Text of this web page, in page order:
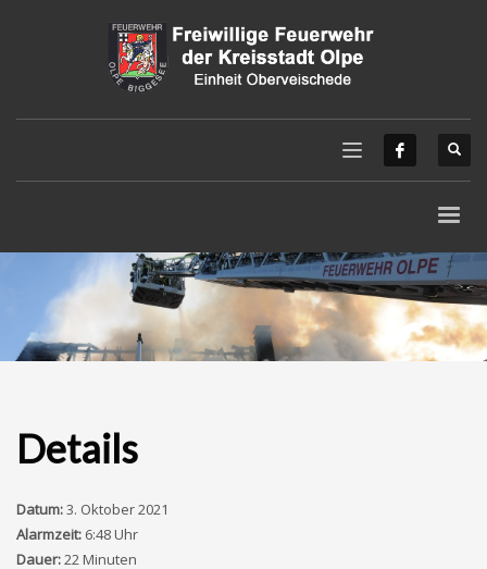
Details
Datum:3. Oktober 2021
Alarmzeit: 6:48 Uhr
Dauer:22 Minuten